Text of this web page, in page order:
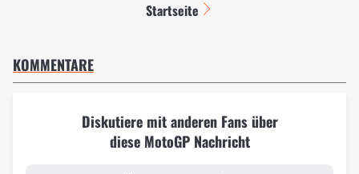
Startseite
KOMMENTARE
Diskutiere mit anderen Fans über
diese MotoGP Nachricht